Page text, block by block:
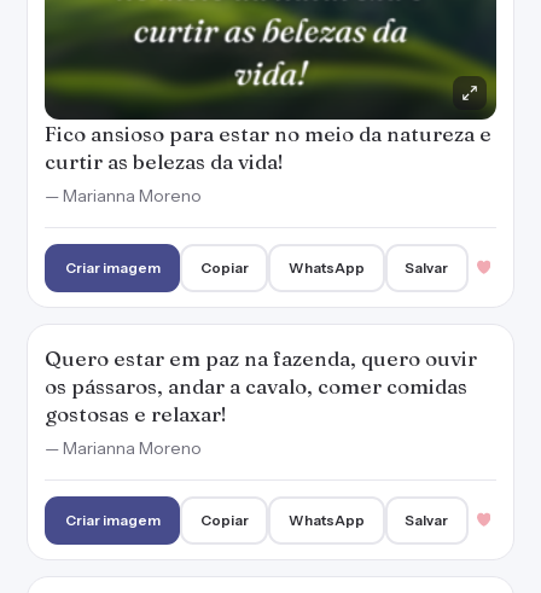
Fico ansioso para estar no meio da natureza e
curtir as belezas da vida!
— Marianna Moreno
Criar imagem Copiar WhatsApp Salvar
Quero estar em paz na fazenda, quero ouvir
os pássaros, andar a cavalo, comer comidas
gostosas e relaxar!
— Marianna Moreno
Criar imagem Copiar WhatsApp Salvar